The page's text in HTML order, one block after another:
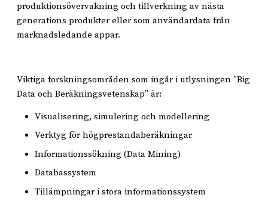
produktionsövervakning och tillverkning av nästa
generations produkter eller som användardata från
marknadsledande appar.
Viktiga forskningsområden som ingår i utlysningen ”Big
Data och Beräkningsvetenskap” är:
Visualisering, simulering och modellering
Verktyg för högprestandaberäkningar
Informationssökning (Data Mining)
Databassystem
Tillämpningar i stora informationssystem